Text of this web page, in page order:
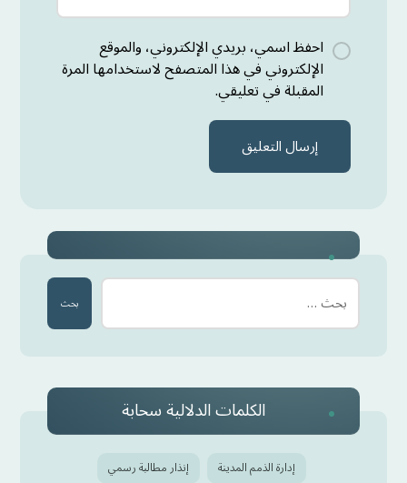
احفظ اسمي، بريدي الإلكتروني، والموقع
الإلكتروني في هذا المتصفح لاستخدامها المرة
المقبلة في تعليقي.
إرسال التعليق
بحث
الكلمات الدلالية سحابة
إدارة الذمم المدينة
إنذار مطالبة رسمي